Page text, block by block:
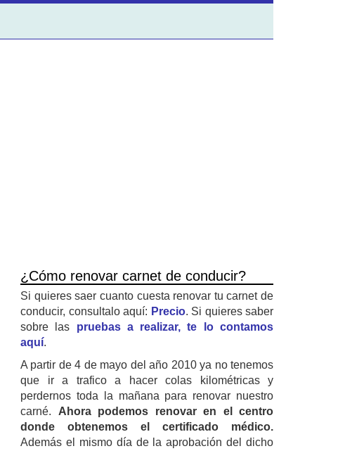
¿Cómo renovar carnet de conducir?
Si quieres saer cuanto cuesta renovar tu carnet de
conducir, consultalo aquí: Precio. Si quieres saber
sobre las pruebas a realizar, te lo contamos
aquí.
A partir de 4 de mayo del año 2010 ya no tenemos
que ir a trafico a hacer colas kilométricas y
perdernos toda la mañana para renovar nuestro
carné. Ahora podemos renovar en el centro
donde obtenemos el certificado médico.
Además el mismo día de la aprobación del dicho